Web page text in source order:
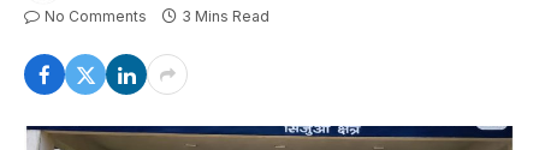
No Comments 3 Mins Read